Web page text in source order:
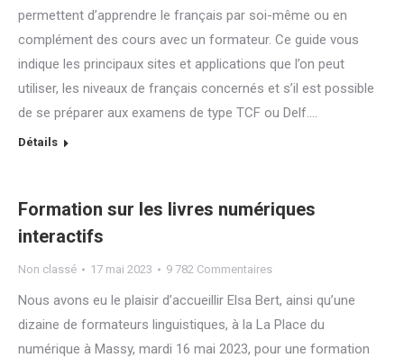
permettent d’apprendre le français par soi-même ou en
complément des cours avec un formateur. Ce guide vous
indique les principaux sites et applications que l’on peut
utiliser, les niveaux de français concernés et s’il est possible
de se préparer aux examens de type TCF ou Delf.…
Détails
Formation sur les livres numériques
interactifs
Non classé 17 mai 2023 9 782 Commentaires
Nous avons eu le plaisir d’accueillir Elsa Bert, ainsi qu’une
dizaine de formateurs linguistiques, à la La Place du
numérique à Massy, mardi 16 mai 2023, pour une formation